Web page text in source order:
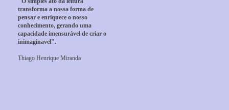
transforma a nossa forma de
pensar e enriquece o nosso
conhecimento, gerando uma
capacidade imensurável de criar o
inimaginavel".
Thiago Henrique Miranda